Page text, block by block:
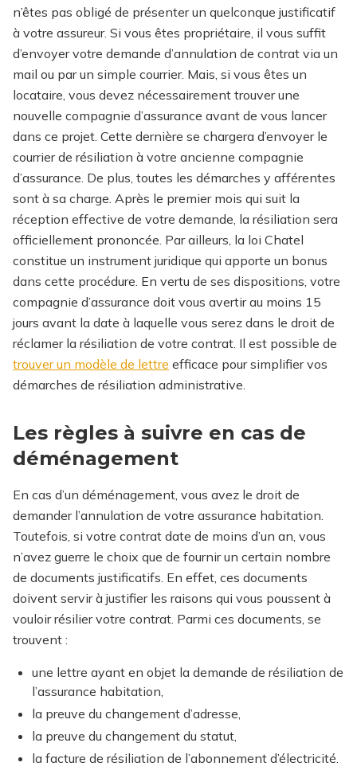
n’êtes pas obligé de présenter un quelconque justificatif
à votre assureur. Si vous êtes propriétaire, il vous suffit
d’envoyer votre demande d’annulation de contrat via un
mail ou par un simple courrier. Mais, si vous êtes un
locataire, vous devez nécessairement trouver une
nouvelle compagnie d’assurance avant de vous lancer
dans ce projet. Cette dernière se chargera d’envoyer le
courrier de résiliation à votre ancienne compagnie
d’assurance. De plus, toutes les démarches y afférentes
sont à sa charge. Après le premier mois qui suit la
réception effective de votre demande, la résiliation sera
officiellement prononcée. Par ailleurs, la loi Chatel
constitue un instrument juridique qui apporte un bonus
dans cette procédure. En vertu de ses dispositions, votre
compagnie d’assurance doit vous avertir au moins 15
jours avant la date à laquelle vous serez dans le droit de
réclamer la résiliation de votre contrat. Il est possible de
trouver un modèle de lettre efficace pour simplifier vos
démarches de résiliation administrative.
Les règles à suivre en cas de
déménagement
En cas d’un déménagement, vous avez le droit de
demander l’annulation de votre assurance habitation.
Toutefois, si votre contrat date de moins d’un an, vous
n’avez guerre le choix que de fournir un certain nombre
de documents justificatifs. En effet, ces documents
doivent servir à justifier les raisons qui vous poussent à
vouloir résilier votre contrat. Parmi ces documents, se
trouvent :
une lettre ayant en objet la demande de résiliation de
l’assurance habitation,
la preuve du changement d’adresse,
la preuve du changement du statut,
la facture de résiliation de l’abonnement d’électricité.